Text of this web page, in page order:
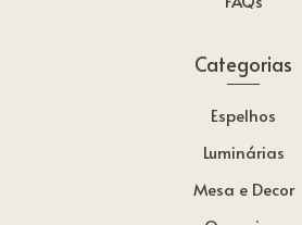
Categorias
Espelhos
Luminárias
Mesa e Decor